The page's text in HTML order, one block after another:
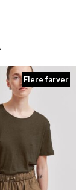
Flere farver